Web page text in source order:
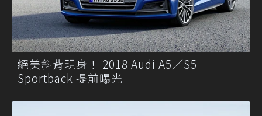
絕美斜背現身！ 2018 Audi A5／S5
Sportback 提前曝光